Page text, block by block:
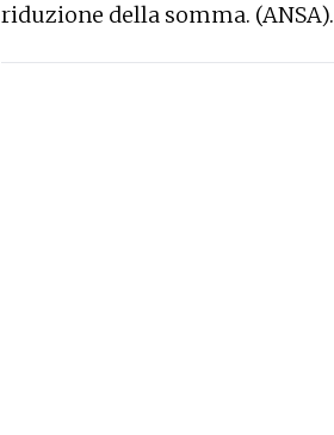
riduzione della somma. (ANSA).